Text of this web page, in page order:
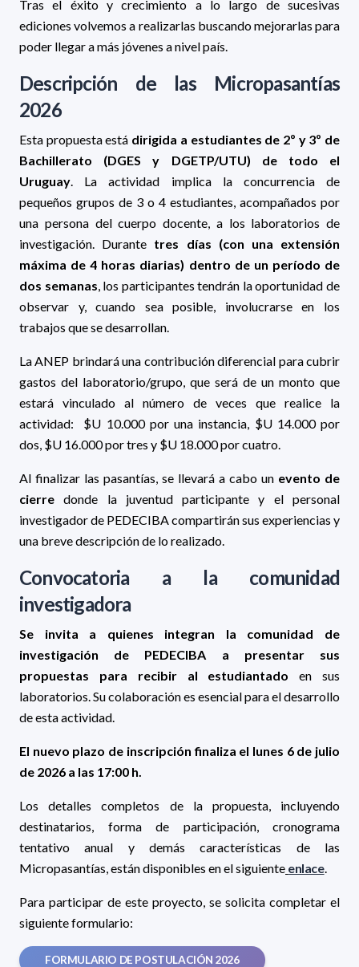
Tras el éxito y crecimiento a lo largo de sucesivas
ediciones volvemos a realizarlas buscando mejorarlas para
poder llegar a más jóvenes a nivel país.
Descripción de las Micropasantías
2026
Esta propuesta está dirigida a estudiantes de 2º y 3º de
Bachillerato (DGES y DGETP/UTU) de todo el
Uruguay. La actividad implica la concurrencia de
pequeños grupos de 3 o 4 estudiantes, acompañados por
una persona del cuerpo docente, a los laboratorios de
investigación. Durante tres días (con una extensión
máxima de 4 horas diarias) dentro de un período de
dos semanas, los participantes tendrán la oportunidad de
observar y, cuando sea posible, involucrarse en los
trabajos que se desarrollan.
La ANEP brindará una contribución diferencial para cubrir
gastos del laboratorio/grupo, que será de un monto que
estará vinculado al número de veces que realice la
actividad: $U 10.000 por una instancia, $U 14.000 por
dos, $U 16.000 por tres y $U 18.000 por cuatro.
Al finalizar las pasantías, se llevará a cabo un evento de
cierre donde la juventud participante y el personal
investigador de PEDECIBA compartirán sus experiencias y
una breve descripción de lo realizado.
Convocatoria a la comunidad
investigadora
Se invita a quienes integran la comunidad de
investigación de PEDECIBA a presentar sus
propuestas para recibir al estudiantado
en sus
laboratorios. Su colaboración es esencial para el desarrollo
de esta actividad.
El nuevo plazo de inscripción finaliza el lunes 6 de julio
de 2026 a las 17:00 h.
Los detalles completos de la propuesta, incluyendo
destinatarios, forma de participación, cronograma
tentativo anual y demás características de las
Micropasantías, están disponibles en el siguiente enlace.
Para participar de este proyecto, se solicita completar el
siguiente formulario:
FORMULARIO DE POSTULACIÓN 2026